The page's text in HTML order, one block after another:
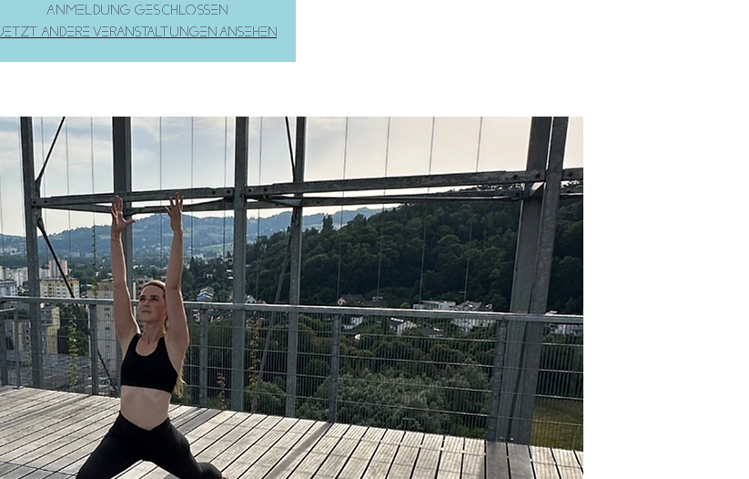
Anmeldung geschlossen
Jetzt andere Veranstaltungen ansehen